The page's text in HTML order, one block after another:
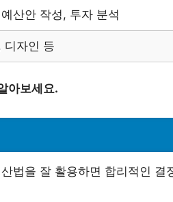
산안 작성, 투자 분석
디자인 등
아보세요.
법을 잘 활용하면 합리적인 결